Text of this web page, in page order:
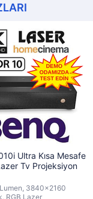
Ultra Kısa Mesafe
Tv Projeksiyon
3840x2160
RGB Lazer